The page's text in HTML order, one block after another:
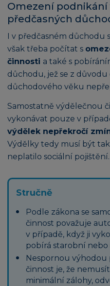
Omezení podnikání
předčasných
I v předčasném důchodu
však třeba počítat s
činnosti a také s
důchodu, jež se z důvodu
důchodového věku
Samostatně výdělečnou
vykonávat pouze v
výdělek nepřekročí
Výdělky tedy musí být tak
neplatilo sociální pojištění.
Stručně
Podle zákona se
činnost považuje
v případě, když ji
pobírá starobní
Nespornou
činnost je, že
minimální zálohy,